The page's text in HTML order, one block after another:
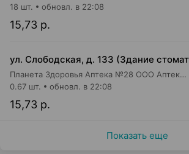
15,73 р.
18 шт. обновл. в 22:08
Планета Здоровья Аптека №28 ООО Аптека №5
15,73 р.
0.67 шт. обновл. в 22:08
Показать еще